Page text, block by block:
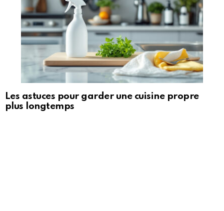
Les astuces pour garder une cuisine propre
plus longtemps